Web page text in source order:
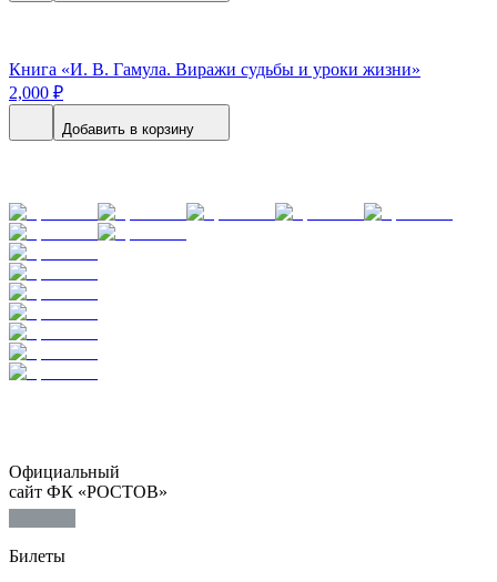
Книга «И. В. Гамула. Виражи судьбы и уроки жизни»
2,000 ₽
Добавить в корзину
Официальный
сайт ФК «РОСТОВ»
Билеты